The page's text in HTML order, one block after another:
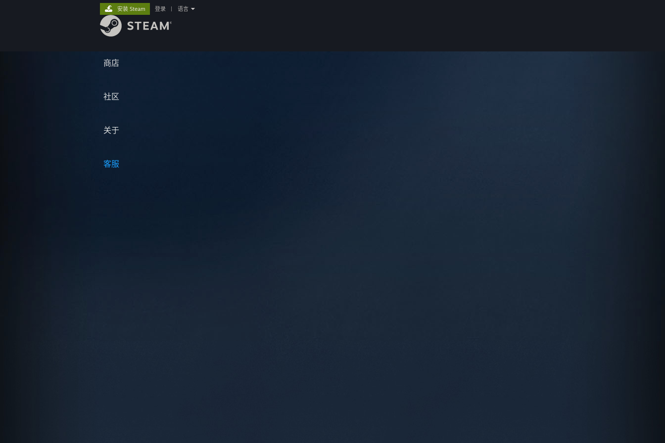
商店
社区
关于
客服
安装 Steam 登录 语言